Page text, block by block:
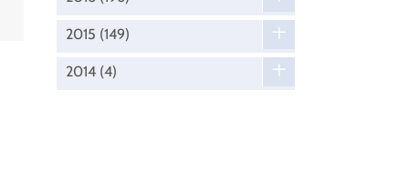
2015 (149)
2014 (4)